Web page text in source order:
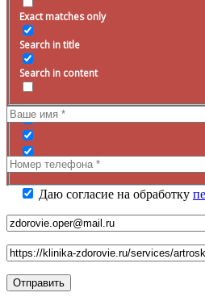
Exact matches only
Search in title
Search in content
Запись на прием
Оставьте заявку на сайте, наш
ближайшее
Даю согласие на обработку